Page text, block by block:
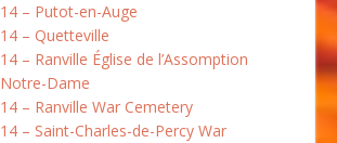
14 – Putot-en-Auge
14 – Quetteville
14 – Ranville Église de l’Assomption
Notre-Dame
14 – Ranville War Cemetery
14 – Saint-Charles-de-Percy War